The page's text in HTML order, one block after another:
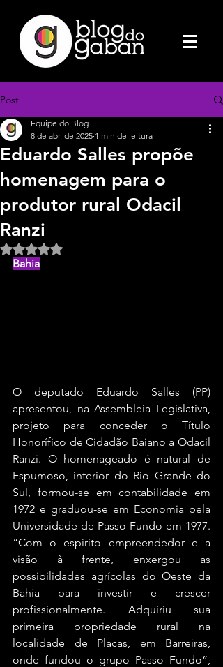
Post
Eduardo Salles propõe
homenagem para o
produtor rural Odacil
Ranzi
Equipe do Blog
8 de abr. de 2025 1 min de leitura
Avaliado com NaN de 5 estrelas.
Bahia
O deputado Eduardo Salles (PP)
apresentou, na Assembleia Legislativa,
projeto para conceder o Título
Honorífico de Cidadão Baiano a Odacil
Ranzi. O homenageado é natural de
Espumoso, interior do Rio Grande do
Sul, formou-se em contabilidade em
1972 e graduou-se em Economia pela
Universidade de Passo Fundo em 1977.
“Com o espírito empreendedor e a
visão à frente, enxergou as
possibilidades agrícolas do Oeste da
Bahia para investir e crescer
profissionalmente. Adquiriu sua
primeira propriedade rural na
localidade de Placas, em Barreiras,
onde fundou o grupo Passo Fundo”,